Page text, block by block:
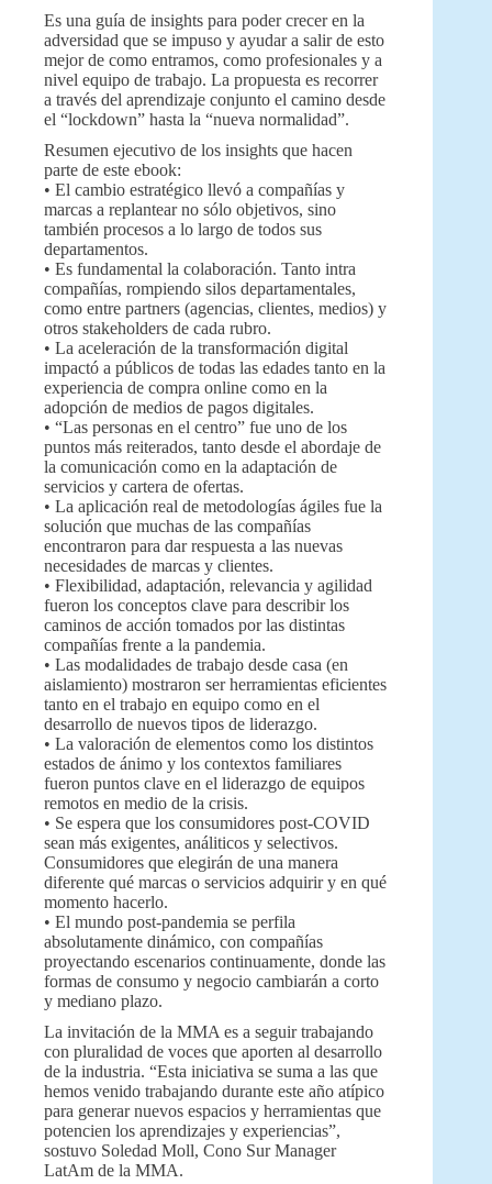
Es una guía de insights para poder crecer en la
adversidad que se impuso y ayudar a salir de esto
mejor de como entramos, como profesionales y a
nivel equipo de trabajo. La propuesta es recorrer
a través del aprendizaje conjunto el camino desde
el “lockdown” hasta la “nueva normalidad”.
Resumen ejecutivo de los insights que hacen
parte de este ebook:
• El cambio estratégico llevó a compañías y
marcas a replantear no sólo objetivos, sino
también procesos a lo largo de todos sus
departamentos.
• Es fundamental la colaboración. Tanto intra
compañías, rompiendo silos departamentales,
como entre partners (agencias, clientes, medios) y
otros stakeholders de cada rubro.
• La aceleración de la transformación digital
impactó a públicos de todas las edades tanto en la
experiencia de compra online como en la
adopción de medios de pagos digitales.
• “Las personas en el centro” fue uno de los
puntos más reiterados, tanto desde el abordaje de
la comunicación como en la adaptación de
servicios y cartera de ofertas.
• La aplicación real de metodologías ágiles fue la
solución que muchas de las compañías
encontraron para dar respuesta a las nuevas
necesidades de marcas y clientes.
• Flexibilidad, adaptación, relevancia y agilidad
fueron los conceptos clave para describir los
caminos de acción tomados por las distintas
compañías frente a la pandemia.
• Las modalidades de trabajo desde casa (en
aislamiento) mostraron ser herramientas eficientes
tanto en el trabajo en equipo como en el
desarrollo de nuevos tipos de liderazgo.
• La valoración de elementos como los distintos
estados de ánimo y los contextos familiares
fueron puntos clave en el liderazgo de equipos
remotos en medio de la crisis.
• Se espera que los consumidores post-COVID
sean más exigentes, análiticos y selectivos.
Consumidores que elegirán de una manera
diferente qué marcas o servicios adquirir y en qué
momento hacerlo.
• El mundo post-pandemia se perfila
absolutamente dinámico, con compañías
proyectando escenarios continuamente, donde las
formas de consumo y negocio cambiarán a corto
y mediano plazo.
La invitación de la MMA es a seguir trabajando
con pluralidad de voces que aporten al desarrollo
de la industria. “Esta iniciativa se suma a las que
hemos venido trabajando durante este año atípico
para generar nuevos espacios y herramientas que
potencien los aprendizajes y experiencias”,
sostuvo Soledad Moll, Cono Sur Manager
LatAm de la MMA.